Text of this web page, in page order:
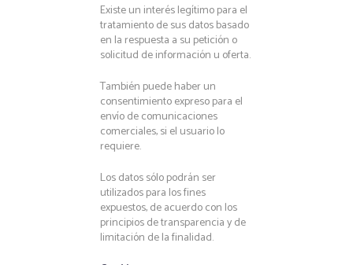
Existe un interés legítimo para el
tratamiento de sus datos basado
en la respuesta a su petición o
solicitud de información u oferta.
También puede haber un
consentimiento expreso para el
envío de comunicaciones
comerciales, si el usuario lo
requiere.
Los datos sólo podrán ser
utilizados para los fines
expuestos, de acuerdo con los
principios de transparencia y de
limitación de la finalidad.